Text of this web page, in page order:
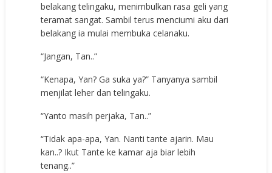
belakang telingaku, menimbulkan rasa geli yang
teramat sangat. Sambil terus menciumi aku dari
belakang ia mulai membuka celanaku.
“Jangan, Tan..”
“Kenapa, Yan? Ga suka ya?” Tanyanya sambil
menjilat leher dan telingaku.
“Yanto masih perjaka, Tan..”
“Tidak apa-apa, Yan. Nanti tante ajarin. Mau
kan..? Ikut Tante ke kamar aja biar lebih
tenang..”